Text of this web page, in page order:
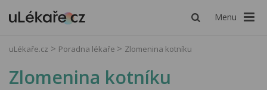
Menu
uLékaře.cz Poradna lékaře Zlomenina kotníku
Zlomenina kotníku